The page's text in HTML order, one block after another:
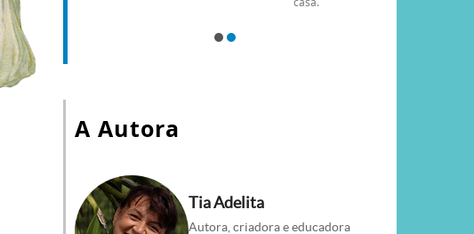
A Autora
Tia Adelita
Autora, criadora e educadora